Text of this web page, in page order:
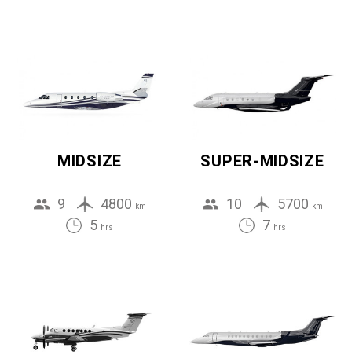
MIDSIZE
9 4800 km
5 hrs
SUPER-MIDSIZE
10 5700 km
7 hrs